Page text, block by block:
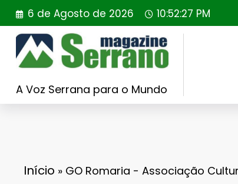
Saltar
para
conteúdo
6 de Agosto de 2026 10:52:28 PM
A Voz Serrana para o Mundo
Início » GO Romaria - Associação